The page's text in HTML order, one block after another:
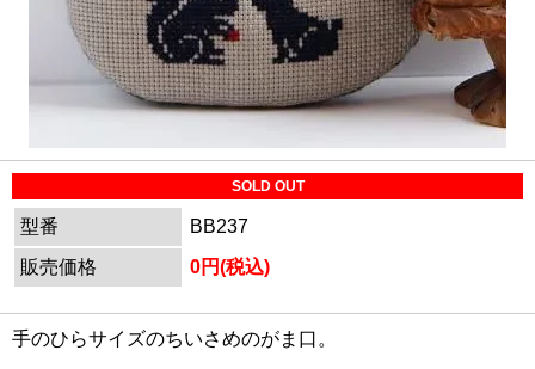
SOLD OUT
型番
BB237
販売価格
0円(税込)
手のひらサイズのちいさめのがま口。